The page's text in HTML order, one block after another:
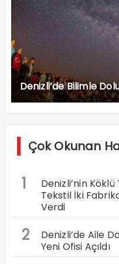
Denizli’de Bilimle
Çok Okunan
1
Denizli’nin
Tekstil İki
Verdi
2
Denizli’de Aile
Yeni Ofisi Açıldı